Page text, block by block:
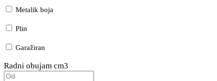
Metalik boja
Plin
Garažiran
Radni obujam cm3